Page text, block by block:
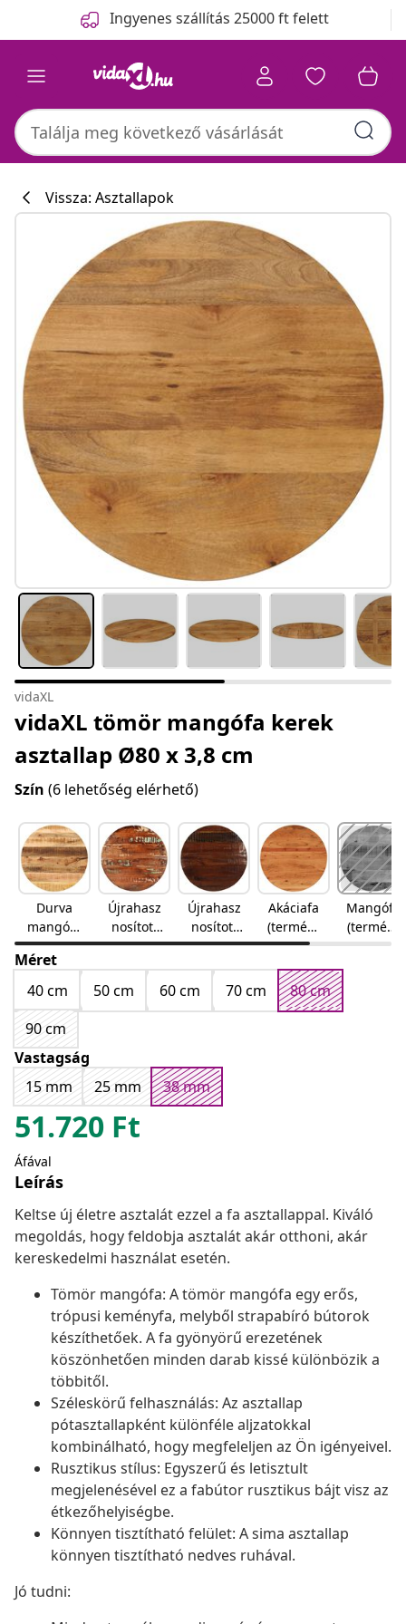
Ingyenes szállítás 25000 ft felett
Vissza: Asztallapok
vidaXL
vidaXL tömör mangófa kerek
asztallap Ø80 x 3,8 cm
Szín (6 lehetőség elérhető)
Durva
mangófa
(termész
etes)
Újrahasz
nosított
fa
(többszín
ű)
Újrahasz
nosított
fa
(termész
etes)
Akáciafa
(termész
etes)
Mangófa
(termész
etes)
Méret
40 cm
50 cm 60 cm 70 cm
80 cm
90 cm
Vastagság
15 mm
25 mm 38 mm
51.720 Ft
Áfával
Leírás
Keltse új életre asztalát ezzel a fa asztallappal. Kiváló
megoldás, hogy feldobja asztalát akár otthoni, akár
kereskedelmi használat esetén.
Tömör mangófa: A tömör mangófa egy erős,
trópusi keményfa, melyből strapabíró bútorok
készíthetőek. A fa gyönyörű erezetének
köszönhetően minden darab kissé különbözik a
többitől.
Széleskörű felhasználás: Az asztallap
pótasztallapként különféle aljzatokkal
kombinálható, hogy megfeleljen az Ön igényeivel.
Rusztikus stílus: Egyszerű és letisztult
megjelenésével ez a fabútor rusztikus bájt visz az
étkezőhelyiségbe.
Könnyen tisztítható felület: A sima asztallap
könnyen tisztítható nedves ruhával.
Jó tudni: